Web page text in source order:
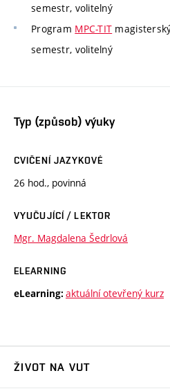
semestr, volitelný
Program MPC-TIT
semestr, volitelný
Typ (způsob) výuky
CVIČENÍ JAZYKOVÉ
26 hod., povinná
VYUČUJÍCÍ / LEKTOR
Mgr. Magdalena Šedrlová
ELEARNING
eLearning: aktuální otevřený kurz
ŽIVOT NA VUT